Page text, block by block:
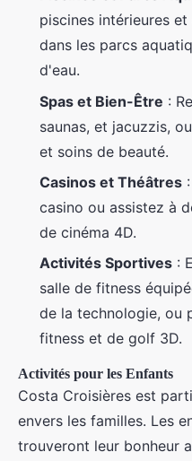
piscines intérieures
dans les parcs
d'eau.
Spas et Bien-Être :
saunas, et jacuzzis,
et soins de beauté.
Casinos et Théâtres
casino ou assistez à
de cinéma 4D.
Activités Sportives :
salle de fitness
de la technologie, ou
fitness et de golf 3D.
Activités pour les Enfants
Costa Croisières est
envers les familles. Les
trouveront leur bonheur